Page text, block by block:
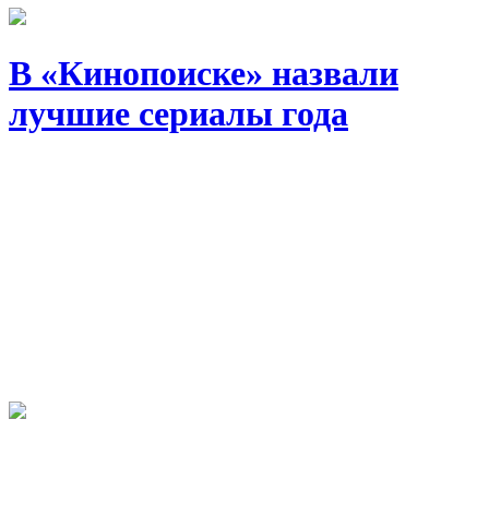
В «Кинопоиске» назвали
лучшие сериалы года